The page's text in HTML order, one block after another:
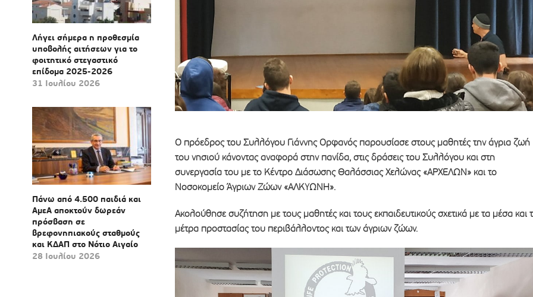
Λήγει σήμερα η προθεσμία
υποβολής αιτήσεων για το
φοιτητικό στεγαστικό
επίδομα 2025-2026
31 Ιουλίου 2026
Πάνω από 4.500 παιδιά και
ΑμεΑ αποκτούν δωρεάν
πρόσβαση σε
βρεφονηπιακούς σταθμούς
και ΚΔΑΠ στο Νότιο Αιγαίο
28 Ιουλίου 2026
Ο πρόεδρος του Συλλόγου Γιάννης Ορφανός παρουσίασε στους μαθητές την άγρια ζωή
του νησιού κάνοντας αναφορά στην πανίδα, στις δράσεις του Συλλόγου και στη
συνεργασία του με το Κέντρο Διάσωσης Θαλάσσιας Χελώνας «ΑΡΧΕΛΩΝ» και το
Νοσοκομείο Άγριων Ζώων «ΑΛΚΥΩΝΗ».
Ακολούθησε συζήτηση με τους μαθητές και τους εκπαιδευτικούς σχετικά με τα μέσα και
μέτρα προστασίας του περιβάλλοντος και των άγριων ζώων.